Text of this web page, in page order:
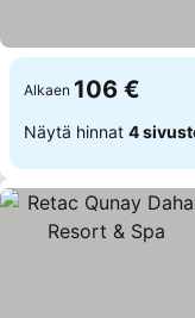
Alkaen 106 €
Näytä hinnat 4